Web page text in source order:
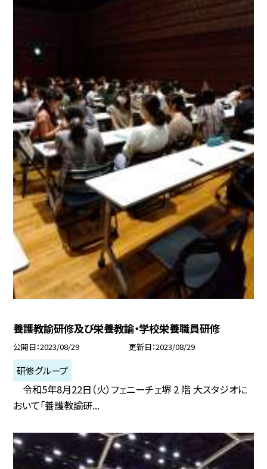
養護教諭研修及び栄養教諭・学校栄養職員研修
公開日 2023/08/29 更新日 2023/08/29
研修グループ
令和5年8月22日（火）フェニーチェ堺 2 階 大スタジオに
おいて「養護教諭研...